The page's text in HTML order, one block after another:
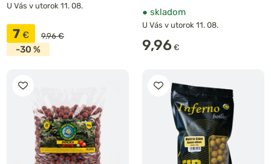
U Vás v utorok 11. 08.
7 € 9,96 €
-30 %
● skladom
U Vás v utorok 11. 08.
9,96 €